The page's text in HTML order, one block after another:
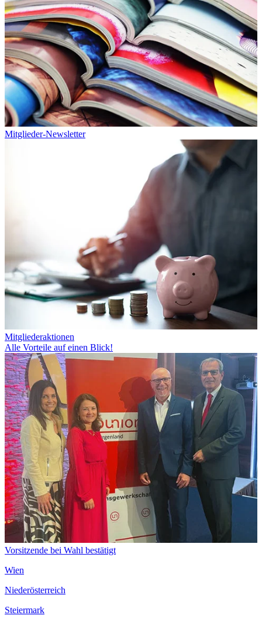
Mitglieder-Newsletter
Mitgliederaktionen
Alle Vorteile auf einen Blick!
Vorsitzende bei Wahl bestätigt
Wien
Niederösterreich
Steiermark